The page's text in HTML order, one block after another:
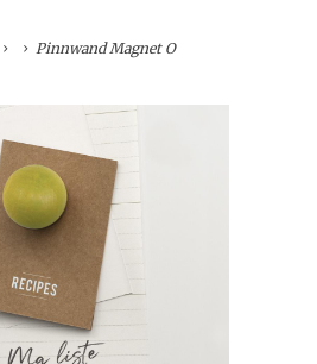
Pinnwand Magnet O